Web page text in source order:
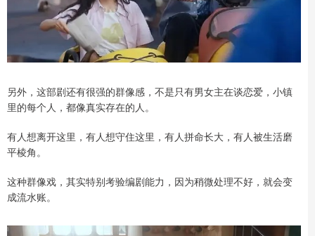
另外，这部剧还有很强的群像感，不是只有男女主在谈恋爱，小镇
里的每个人，都像真实存在的人。
有人想离开这里，有人想守住这里，有人拼命长大，有人被生活磨
平棱角。
这种群像戏，其实特别考验编剧能力，因为稍微处理不好，就会变
成流水账。